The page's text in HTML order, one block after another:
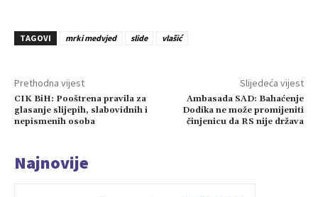
TAGOVI mrki medvjed slide vlašić
Prethodna vijest
CIK BiH: Pooštrena pravila za
glasanje slijepih, slabovidnih i
nepismenih osoba
Slijedeća vijest
Ambasada SAD: Bahaćenje
Dodika ne može promijeniti
činjenicu da RS nije država
Najnovije